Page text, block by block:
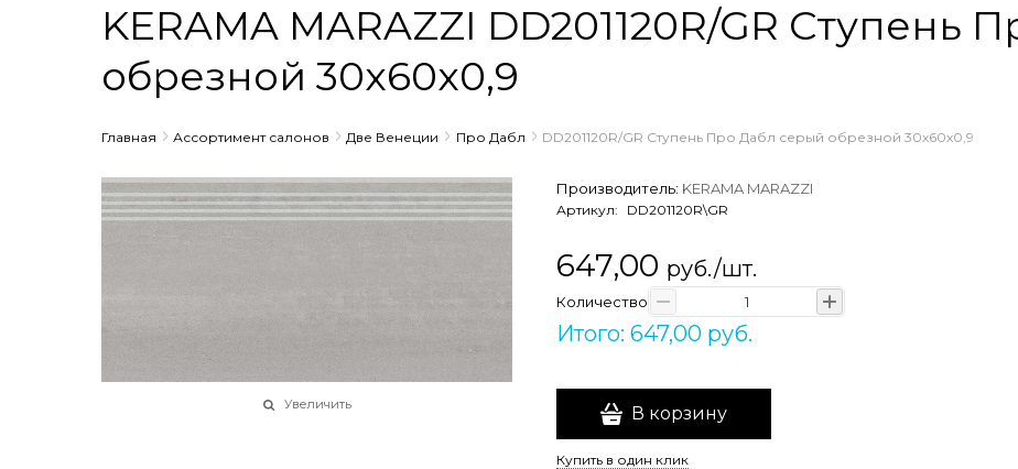
KERAMA MARAZZI DD201120R/GR Ступень
обрезной 30x60x0,9
Главная Ассортимент салонов Две Венеции Про Дабл DD201120R/GR Ступень Про Дабл серый обрезной 30x60x0,9
Увеличить
Производитель: KERAMA MARAZZI
Артикул: DD201120R\GR
647,00 руб./шт.
Количество
Итого: 647,00 руб.
В корзину
Купить в один клик